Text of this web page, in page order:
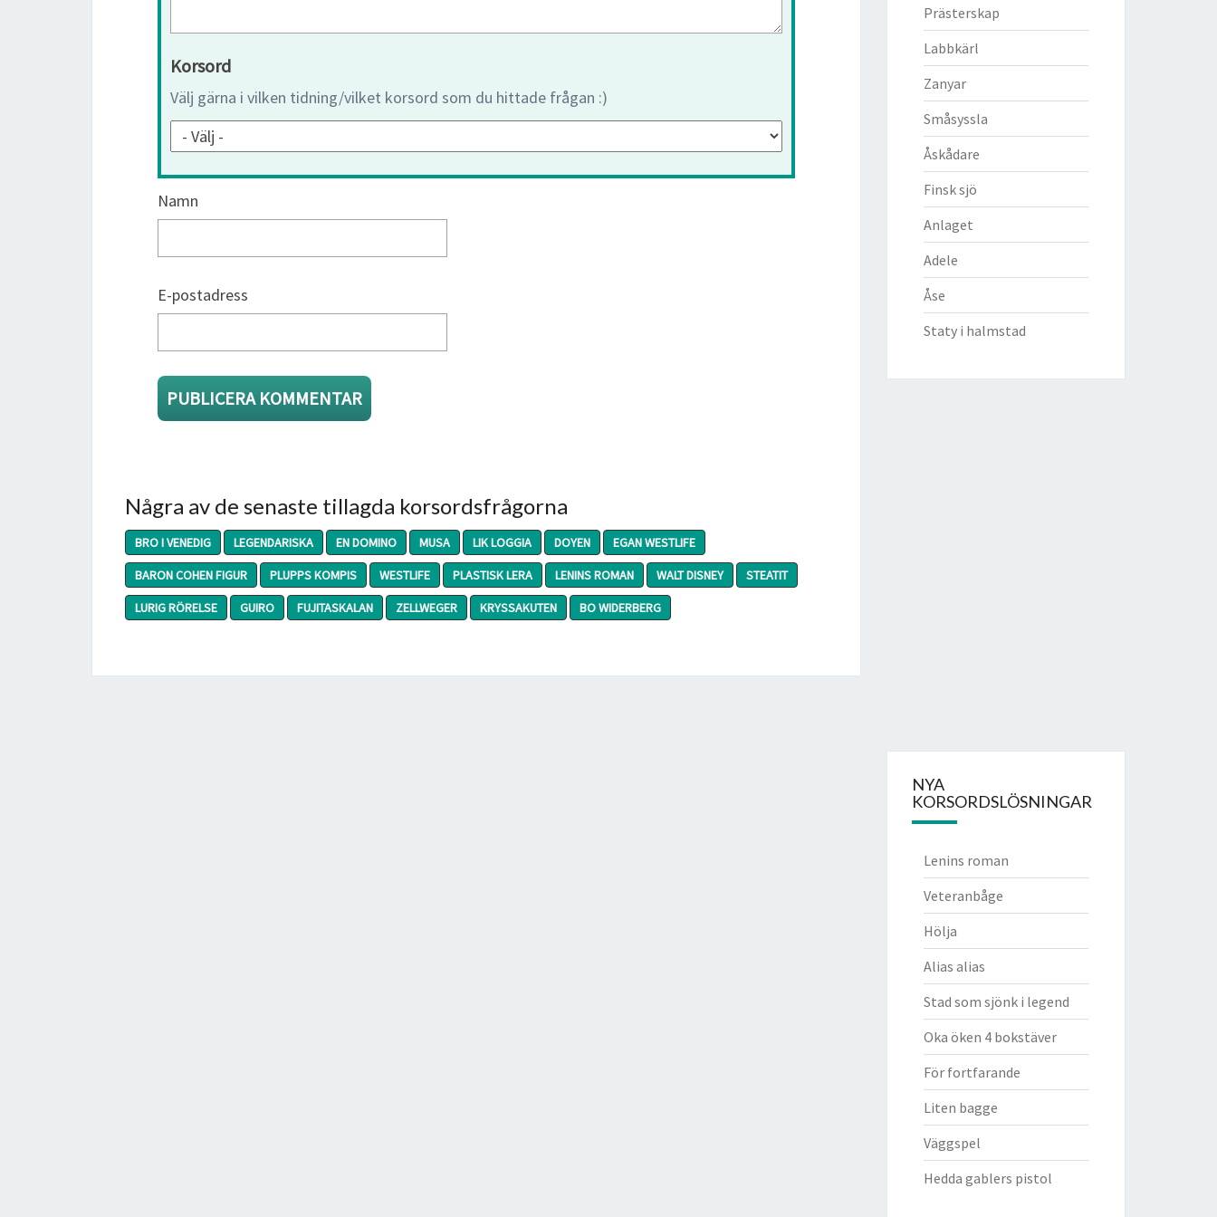
Korsord
Välj gärna i vilken tidning/vilket korsord som du hittade frågan :)
Namn
E-postadress
Några av de senaste tillagda korsordsfrågorna
BRO I VENEDIG LEGENDARISKA EN DOMINO MUSA LIK LOGGIA DOYEN
EGAN WESTLIFE
BARON COHEN FIGUR
PLUPPS KOMPIS WESTLIFE PLASTISK LERA LENINS ROMAN WALT DISNEY
STEATIT
LURIG RÖRELSE
GUIRO FUJITASKALAN ZELLWEGER KRYSSAKUTEN BO WIDERBERG
Prästerskap
Labbkärl
Zanyar
Småsyssla
Åskådare
Finsk sjö
Anlaget
Adele
Åse
Staty i halmstad
NYA
KORSORDSLÖSNINGAR
Lenins roman
Veteranbåge
Hölja
Alias alias
Stad som sjönk i legend
Oka öken 4 bokstäver
För fortfarande
Liten bagge
Väggspel
Hedda gablers pistol